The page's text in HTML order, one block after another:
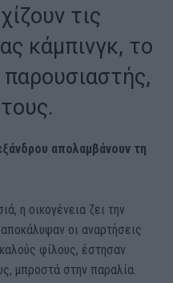
τις
κάμπινγκ, το
απολαμβάνουν τη
η οικογένεια ζει την
οι αναρτήσεις
φίλους, έστησαν
μπροστά στην παραλία.